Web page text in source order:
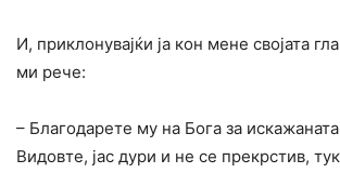
И, приклонувајќи ја кон мене својата
ми рече:
– Благодарете му на Бога за
Видовте, јас дури и не се прекрстив,